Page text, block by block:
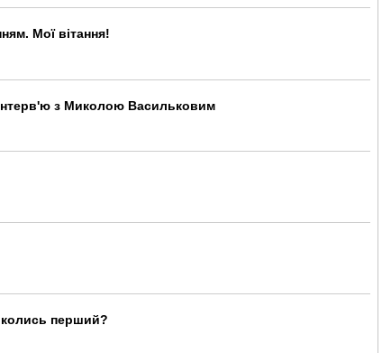
Мої вітання!
з Миколою Васильковим
перший?